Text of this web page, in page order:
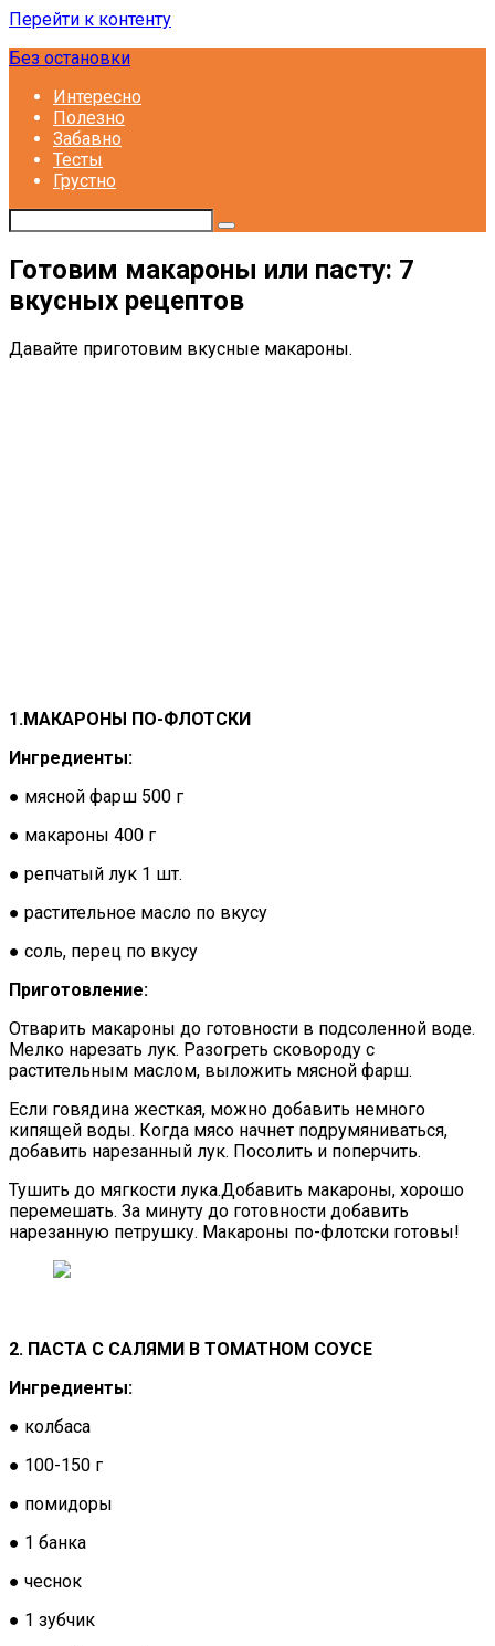
Перейти к контенту
Без остановки
Интересно
Полезно
Забавно
Тесты
Грустно
Готовим макароны или пасту: 7
вкусных рецептов
Давайте приготовим вкусные макароны.
1.МАКАРОНЫ ПО-ФЛОТСКИ
Ингредиенты:
● мясной фарш 500 г
● макароны 400 г
● репчатый лук 1 шт.
● растительное масло по вкусу
● соль, перец по вкусу
Приготовление:
Отварить макароны до готовности в подсоленной воде.
Мелко нарезать лук. Разогреть сковороду с
растительным маслом, выложить мясной фарш.
Если говядина жесткая, можно добавить немного
кипящей воды. Когда мясо начнет подрумяниваться,
добавить нарезанный лук. Посолить и поперчить.
Тушить до мягкости лука.Добавить макароны, хорошо
перемешать. За минуту до готовности добавить
нарезанную петрушку. Макароны по-флотски готовы!
2. ПАСТА С САЛЯМИ В ТОМАТНОМ СОУСЕ
Ингредиенты:
● колбаса
● 100-150 г
● помидоры
● 1 банка
● чеснок
● 1 зубчик